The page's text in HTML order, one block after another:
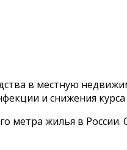
в местную
и снижения
жилья в России.